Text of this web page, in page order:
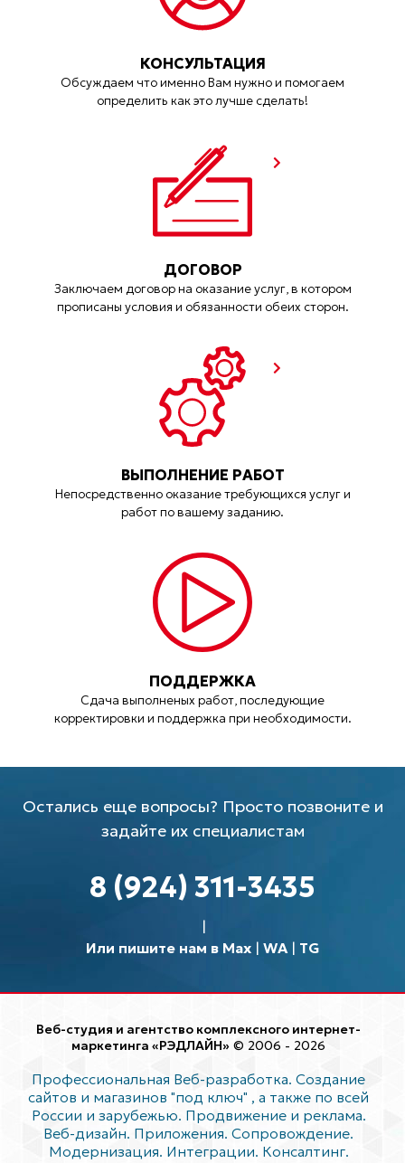
КОНСУЛЬТАЦИЯ
Обсуждаем что именно Вам нужно и помогаем
определить как это лучше сделать!
ДОГОВОР
Заключаем договор на оказание услуг, в котором
прописаны условия и обязанности обеих сторон.
ВЫПОЛНЕНИЕ РАБОТ
Непосредственно оказание требующихся услуг и
работ по вашему заданию.
ПОДДЕРЖКА
Сдача выполненых работ, последующие
корректировки и поддержка при необходимости.
Остались еще вопросы? Просто позвоните и
задайте их специалистам
8 (924) 311-3435
Или пишите нам в Max| WA| TG
Веб-студия и агентство комплексного интернет-
маркетинга «РЭДЛАЙН» © 2006 - 2026
Профессиональная Веб-разработка. Создание
сайтов и магазинов "под ключ" , а также по всей
России и зарубежью. Продвижение и реклама.
Веб-дизайн. Приложения. Сопровождение.
Модернизация. Интеграции. Консалтинг.